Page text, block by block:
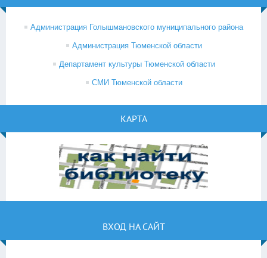
Администрация Голышмановского муниципального района
Администрация Тюменской области
Департамент культуры Тюменской области
СМИ Тюменской области
КАРТА
ВХОД НА САЙТ